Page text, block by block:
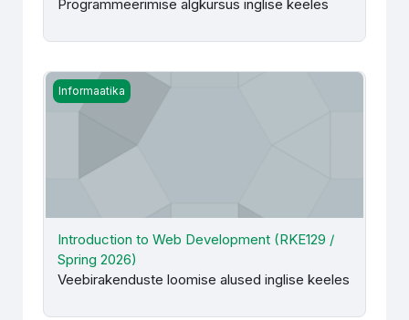
Programmeerimise algkursus inglise keeles
Introduction to Web Development (RKE129 / Spring
Informaatika
Introduction to Web Development (RKE129 /
Spring 2026)
Veebirakenduste loomise alused inglise keeles